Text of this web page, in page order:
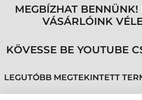
MEGBÍZHAT BENNÜNK!
VÁSÁRLÓINK
KÖVESSE BE YOUTUBE
LEGUTÓBB MEGTEKINTETT